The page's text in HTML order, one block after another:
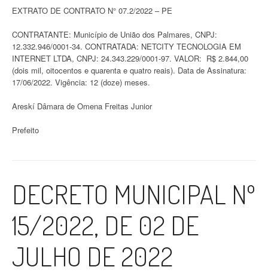
EXTRATO DE CONTRATO N° 07.2/2022 – PE
CONTRATANTE: Município de União dos Palmares, CNPJ:
12.332.946/0001-34. CONTRATADA: NETCITY TECNOLOGIA EM
INTERNET LTDA, CNPJ: 24.343.229/0001-97. VALOR: R$ 2.844,00
(dois mil, oitocentos e quarenta e quatro reais). Data de Assinatura:
17/06/2022. Vigência: 12 (doze) meses.
Areskí Dâmara de Omena Freitas Junior
Prefeito
DECRETO MUNICIPAL Nº
15/2022, DE 02 DE
JULHO DE 2022